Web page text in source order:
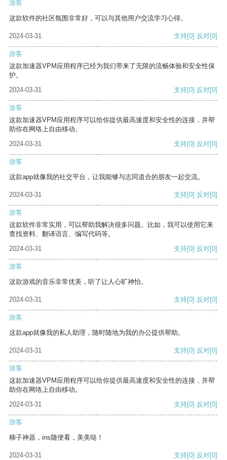
游客
这款软件的社区氛围非常好，可以与其他用户交流学习心得。
2024-03-31 支持[0] 反对[0]
游客
这款加速器VPM应用程序已经为我们带来了无限的流畅体验和安全性保
护。
2024-03-31
支持[0] 反对[0]
游客
这款加速器VPM应用程序可以给你提供最高速度和安全性的连接，并帮
助你在网络上自由移动。
2024-03-31
支持[0] 反对[0]
游客
这款app就像我的社交平台，让我能够与志同道合的朋友一起交流。
2024-03-31 支持[0] 反对[0]
游客
这款软件非常实用，可以帮助我解决很多问题。比如，我可以使用它来
查找资料、翻译语言、编写代码等。
2024-03-31
支持[0] 反对[0]
游客
这款游戏的音乐非常优美，听了让人心旷神怡。
2024-03-31 支持[0] 反对[0]
游客
这款app就像我的私人助理，随时随地为我的办公提供帮助。
2024-03-31 支持[0] 反对[0]
游客
这款加速器VPM应用程序可以给你提供最高速度和安全性的连接，并帮
助你在网络上自由移动。
2024-03-31
支持[0] 反对[0]
游客
梯子神器，ins随便看，美美哒！
2024-03-31 支持[0] 反对[0]